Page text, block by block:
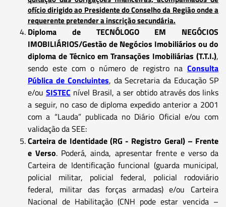
ofício dirigido ao Presidente do Conselho da Região onde a
requerente pretender a inscrição secundária.
Diploma de TECNÓLOGO EM NEGÓCIOS
IMOBILIÁRIOS/Gestão de Negócios Imobiliários ou do
diploma de Técnico em Transações Imobiliárias (T.T.I.),
sendo este com o número de registro na Consulta
Pública de Concluintes, da Secretaria da Educação SP
e/ou SISTEC nível Brasil, a ser obtido através dos links
a seguir, no caso de diploma expedido anterior a 2001
com a “Lauda” publicada no Diário Oficial e/ou com
validação da SEE:
Carteira de Identidade (RG - Registro Geral) – Frente
e Verso. Poderá, ainda, apresentar frente e verso da
Carteira de Identificação funcional (guarda municipal,
policial militar, policial federal, policial rodoviário
federal, militar das forças armadas) e/ou Carteira
Nacional de Habilitação (CNH pode estar vencida –